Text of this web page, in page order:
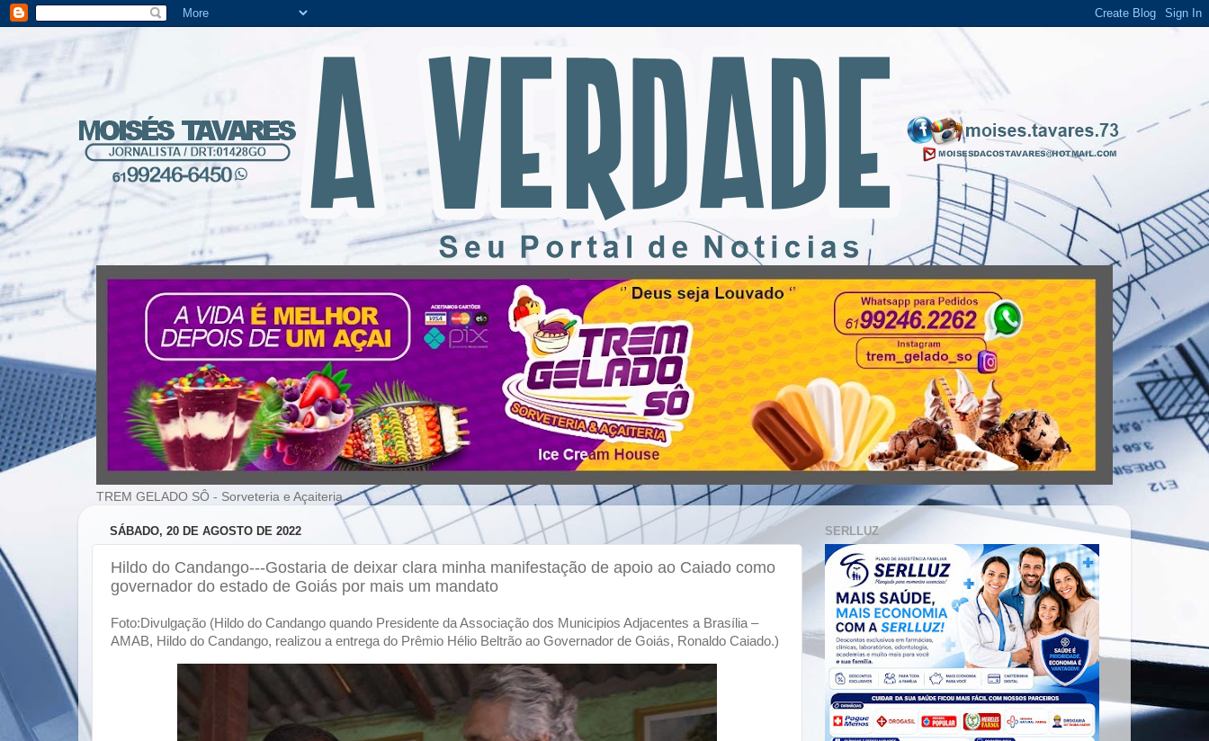
TREM GELADO SÔ - Sorveteria e Açaiteria
SÁBADO, 20 DE AGOSTO DE 2022
Hildo do Candango---Gostaria de deixar clara minha manifestação de apoio ao Caiado como
governador do estado de Goiás por mais um mandato
Foto:Divulgação (Hildo do Candango quando Presidente da Associação dos Municipios Adjacentes a Brasília –
AMAB, Hildo do Candango, realizou a entrega do Prêmio Hélio Beltrão ao Governador de Goiás, Ronaldo Caiado.)
SERLLUZ